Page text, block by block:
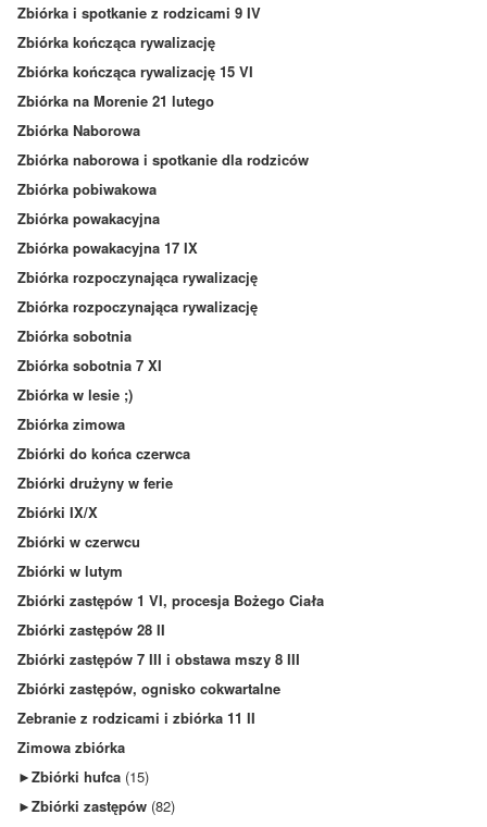
Zbiórka i spotkanie z rodzicami 9 IV
Zbiórka kończąca rywalizację
Zbiórka kończąca rywalizację 15 VI
Zbiórka na Morenie 21 lutego
Zbiórka Naborowa
Zbiórka naborowa i spotkanie dla rodziców
Zbiórka pobiwakowa
Zbiórka powakacyjna
Zbiórka powakacyjna 17 IX
Zbiórka rozpoczynająca rywalizację
Zbiórka rozpoczynająca rywalizację
Zbiórka sobotnia
Zbiórka sobotnia 7 XI
Zbiórka w lesie ;)
Zbiórka zimowa
Zbiórki do końca czerwca
Zbiórki drużyny w ferie
Zbiórki IX/X
Zbiórki w czerwcu
Zbiórki w lutym
Zbiórki zastępów 1 VI, procesja Bożego Ciała
Zbiórki zastępów 28 II
Zbiórki zastępów 7 III i obstawa mszy 8 III
Zbiórki zastępów, ognisko cokwartalne
Zebranie z rodzicami i zbiórka 11 II
Zimowa zbiórka
►Zbiórki hufca (15)
►Zbiórki zastępów (82)